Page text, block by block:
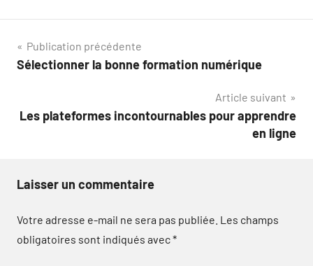
Navigation
de
Publication précédente
Sélectionner la bonne formation numérique
Article suivant
Les plateformes incontournables pour apprendre
en ligne
Laisser un commentaire
Votre adresse e-mail ne sera pas publiée. Les champs
obligatoires sont indiqués avec*